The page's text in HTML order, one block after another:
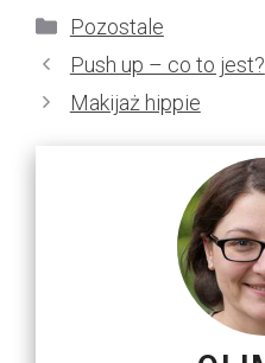
Kategorie
Pozostale
Push up – co to jest?
Makijaż hippie